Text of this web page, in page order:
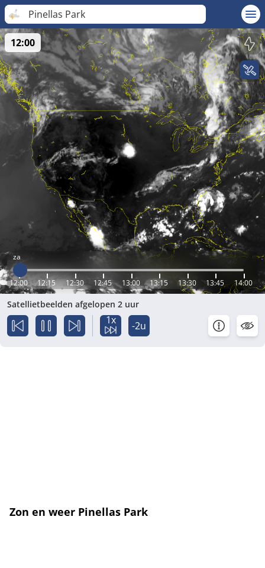
Pinellas Park
za
12:00 12:15 12:30 12:45 13:00 13:15 13:30 13:45 14:00
12:00
Satellietbeelden afgelopen 2 uur
1x -2u
Zon en weer Pinellas Park